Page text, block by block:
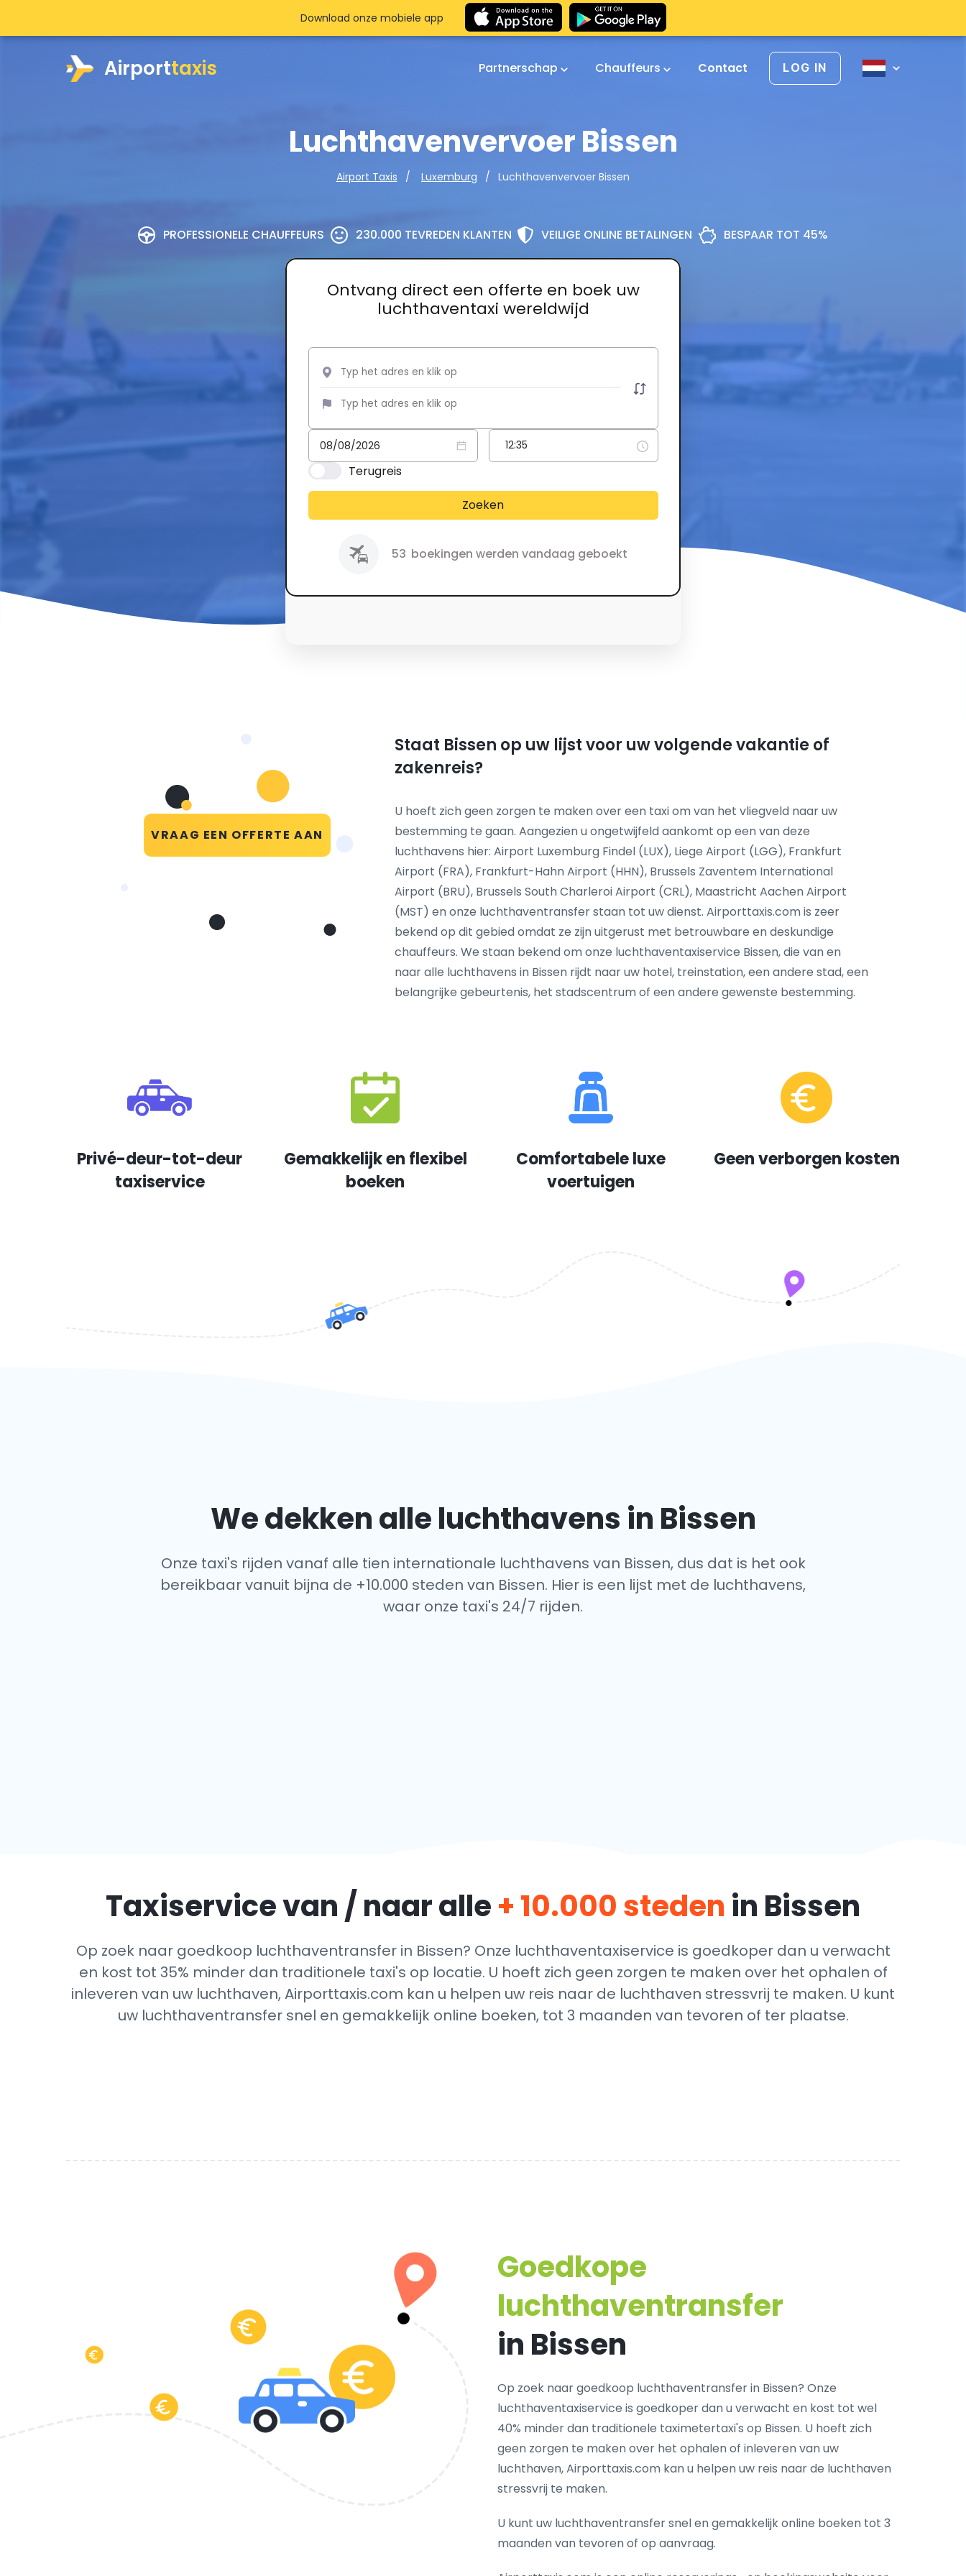
Airporttaxis Partnerschap Chauffeurs Contact LOG IN
Luchthavenvervoer Bissen
Airport Taxis Luxemburg Luchthavenvervoer Bissen
PROFESSIONELE CHAUFFEURS 230.000 TEVREDEN KLANTEN VEILIGE ONLINE BETALINGEN BESPAAR TOT 45%
Ontvang direct een offerte en boek uw
luchthaventaxi wereldwijd
Terugreis
Zoeken
53 boekingen werden vandaag geboekt
Download onze mobiele app
VRAAG EEN OFFERTE AAN
Staat Bissen op uw lijst voor uw volgende vakantie of
zakenreis?
U hoeft zich geen zorgen te maken over een taxi om van het vliegveld naar uw
bestemming te gaan. Aangezien u ongetwijfeld aankomt op een van deze
luchthavens hier: Airport Luxemburg Findel (LUX), Liege Airport (LGG), Frankfurt
Airport (FRA), Frankfurt-Hahn Airport (HHN), Brussels Zaventem International
Airport (BRU), Brussels South Charleroi Airport (CRL), Maastricht Aachen Airport
(MST) en onze luchthaventransfer staan tot uw dienst. Airporttaxis.com is zeer
bekend op dit gebied omdat ze zijn uitgerust met betrouwbare en deskundige
chauffeurs. We staan bekend om onze luchthaventaxiservice Bissen, die van en
naar alle luchthavens in Bissen rijdt naar uw hotel, treinstation, een andere stad, een
belangrijke gebeurtenis, het stadscentrum of een andere gewenste bestemming.
Privé-deur-tot-deur
taxiservice
Gemakkelijk en flexibel
boeken
Comfortabele luxe
voertuigen
Geen verborgen kosten
We dekken alle luchthavens in Bissen
Onze taxi's rijden vanaf alle tien internationale luchthavens van Bissen, dus dat is het ook
bereikbaar vanuit bijna de +10.000 steden van Bissen. Hier is een lijst met de luchthavens,
waar onze taxi's 24/7 rijden.
Taxiservice van / naar alle+ 10.000 steden in Bissen
Op zoek naar goedkoop luchthaventransfer in Bissen? Onze luchthaventaxiservice is goedkoper dan u verwacht
en kost tot 35% minder dan traditionele taxi's op locatie. U hoeft zich geen zorgen te maken over het ophalen of
inleveren van uw luchthaven, Airporttaxis.com kan u helpen uw reis naar de luchthaven stressvrij te maken. U kunt
uw luchthaventransfer snel en gemakkelijk online boeken, tot 3 maanden van tevoren of ter plaatse.
Goedkope
luchthaventransfer
in Bissen
Op zoek naar goedkoop luchthaventransfer in Bissen? Onze
luchthaventaxiservice is goedkoper dan u verwacht en kost tot wel
40% minder dan traditionele taximetertaxi's op Bissen. U hoeft zich
geen zorgen te maken over het ophalen of inleveren van uw
luchthaven, Airporttaxis.com kan u helpen uw reis naar de luchthaven
stressvrij te maken.
U kunt uw luchthaventransfer snel en gemakkelijk online boeken tot 3
maanden van tevoren of op aanvraag.